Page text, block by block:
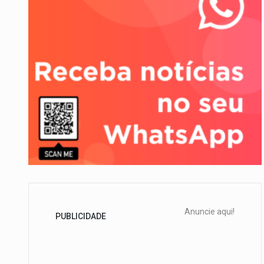
O Departamento de Estado
PUBLICIDADE Anuncie aqui!